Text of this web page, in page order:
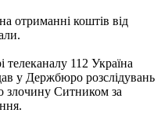
отриманні коштів від
телеканалу 112 Україна
у Держбюро розслідувань
злочину Ситником за